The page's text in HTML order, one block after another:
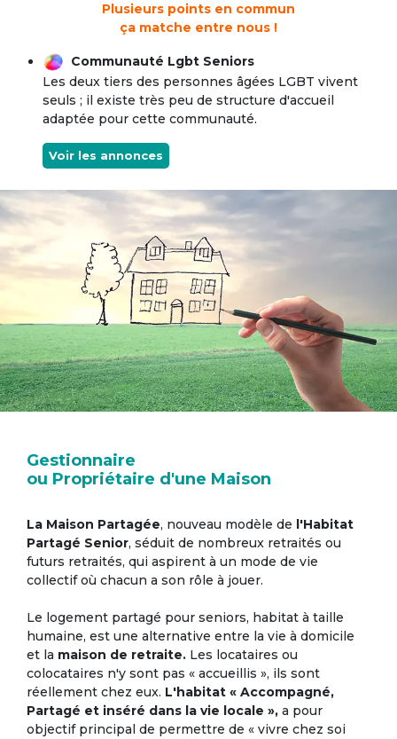
Plusieurs points en commun
ça matche entre nous !
Communauté Lgbt Seniors
Les deux tiers des personnes âgées LGBT vivent
seuls ; il existe très peu de structure d'accueil
adaptée pour cette communauté.
Voir les annonces
Gestionnaire
ou Propriétaire d'une Maison
La Maison Partagée, nouveau modèle de l'Habitat
Partagé Senior, séduit de nombreux retraités ou
futurs retraités, qui aspirent à un mode de vie
collectif où chacun a son rôle à jouer.
Le logement partagé pour seniors, habitat à taille
humaine, est une alternative entre la vie à domicile
et la maison de retraite. Les locataires ou
colocataires n'y sont pas « accueillis », ils sont
réellement chez eux. L'habitat « Accompagné,
Partagé et inséré dans la vie locale », a pour
objectif principal de permettre de « vivre chez soi